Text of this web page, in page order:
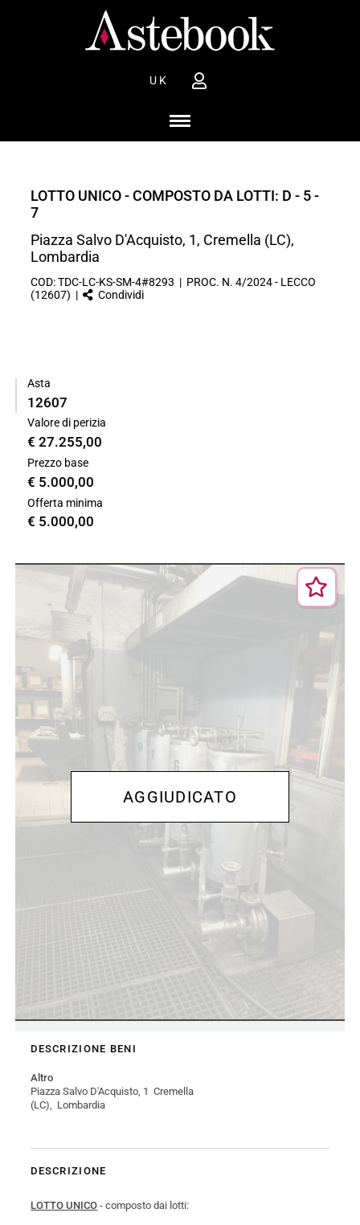
UK
LOTTO UNICO - COMPOSTO DA LOTTI: D - 5 -
7
Piazza Salvo D'Acquisto, 1, Cremella (LC),
Lombardia
COD: TDC-LC-KS-SM-4#8293 | PROC. N. 4/2024 - LECCO
(12607) |
Condividi
Asta
12607
Valore di perizia
€ 27.255,00
Prezzo base
€ 5.000,00
Offerta minima
€ 5.000,00
DESCRIZIONE BENI
Altro
Piazza Salvo D'Acquisto, 1 Cremella
(LC), Lombardia
DESCRIZIONE
LOTTO UNICO - composto dai lotti: